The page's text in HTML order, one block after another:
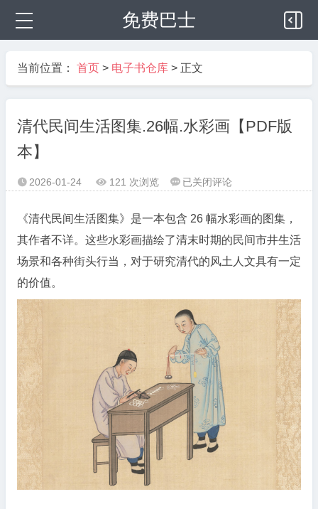
免费巴士
当前位置： 首页 > 电子书仓库 > 正文
清代民间生活图集.26幅.水彩画【PDF版
本】
 2026-01-24  121 次浏览  清
民
间
活
集.26
幅.
水
彩
【PDF
已关闭评论
《清代民间生活图集》是一本包含 26 幅水彩画的图集，
其作者不详。这些水彩画描绘了清末时期的民间市井生活
场景和各种街头行当，对于研究清代的风土人文具有一定
的价值。